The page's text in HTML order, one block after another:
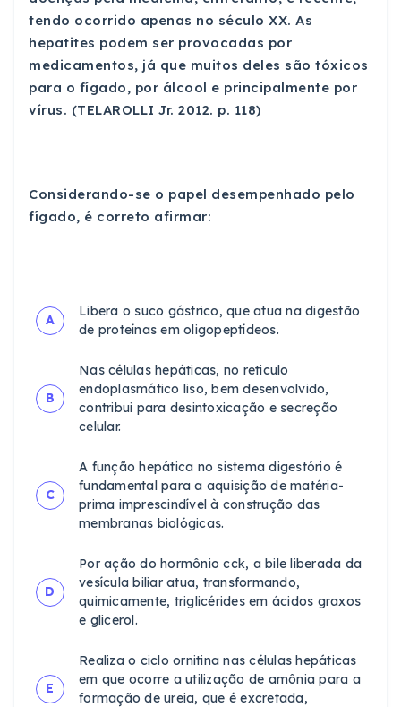
tendo ocorrido apenas no século XX. As
hepatites podem ser provocadas por
medicamentos, já que muitos deles são tóxicos
para o fígado, por álcool e principalmente por
vírus. (TELAROLLI Jr. 2012. p. 118)
Considerando-se o papel desempenhado pelo
fígado, é correto afirmar:
A
Libera o suco gástrico, que atua na digestão
de proteínas em oligopeptídeos.
B
Nas células hepáticas, no reticulo
endoplasmático liso, bem desenvolvido,
contribui para desintoxicação e secreção
celular.
C
A função hepática no sistema digestório é
fundamental para a aquisição de matéria-
prima imprescindível à construção das
membranas biológicas.
D
Por ação do hormônio cck, a bile liberada da
vesícula biliar atua, transformando,
quimicamente, triglicérides em ácidos graxos
e glicerol.
E
Realiza o ciclo ornitina nas células hepáticas
em que ocorre a utilização de amônia para a
formação de ureia, que é excretada,